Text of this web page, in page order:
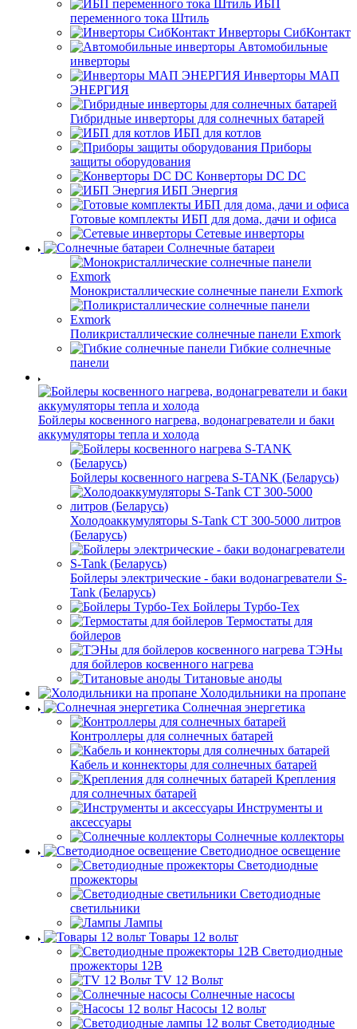
ИБП
переменного тока Штиль
Инверторы СибКонтакт
Автомобильные
инверторы
Инверторы МАП
ЭНЕРГИЯ
Гибридные инверторы для солнечных батарей
ИБП для котлов
Приборы
защиты оборудования
Конверторы DC DC
ИБП Энергия
Готовые комплекты ИБП для дома, дачи и офиса
Сетевые инверторы
Солнечные батареи
Монокристаллические солнечные панели Exmork
Поликристаллические солнечные панели Exmork
Гибкие солнечные
панели
Бойлеры косвенного нагрева, водонагреватели и баки
аккумуляторы тепла и холода
Бойлеры косвенного нагрева S-TANK (Беларусь)
Холодоаккумуляторы S-Tank СТ 300-5000 литров
(Беларусь)
Бойлеры электрические - баки водонагреватели S-
Tank (Беларусь)
Бойлеры Турбо-Тех
Термостаты для
бойлеров
ТЭНы
для бойлеров косвенного нагрева
Титановые аноды
Холодильники на пропане
Солнечная энергетика
Контроллеры для солнечных батарей
Кабель и коннекторы для солнечных батарей
Крепления
для солнечных батарей
Инструменты и
аксессуары
Солнечные коллекторы
Светодиодное освещение
Светодиодные
прожекторы
Светодиодные
светильники
Лампы
Товары 12 вольт
Светодиодные
прожекторы 12В
TV 12 Вольт
Солнечные насосы
Насосы 12 вольт
Светодиодные